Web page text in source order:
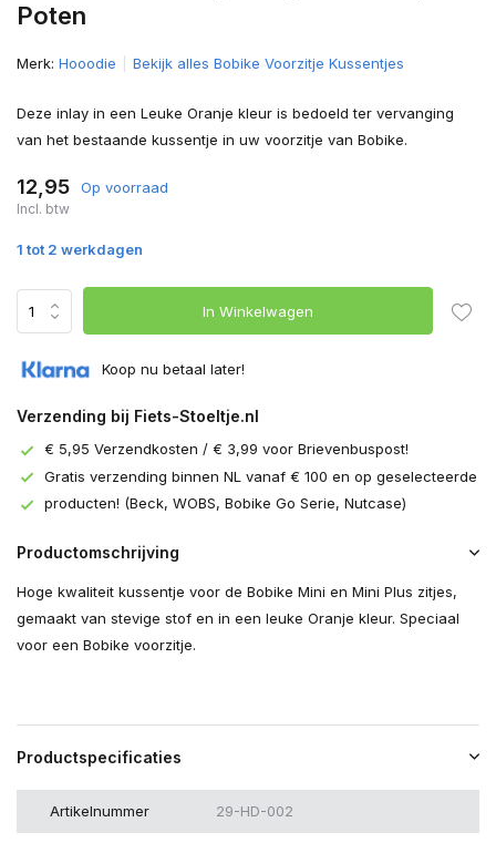
Poten
Merk: Hooodie Bekijk alles Bobike Voorzitje Kussentjes
Deze inlay in een Leuke Oranje kleur is bedoeld ter vervanging
van het bestaande kussentje in uw voorzitje van Bobike.
12,95 Op voorraad
Incl. btw
1 tot 2 werkdagen
In Winkelwagen
Koop nu betaal later!
Verzending bij Fiets-Stoeltje.nl
€ 5,95 Verzendkosten / € 3,99 voor Brievenbuspost!
Gratis verzending binnen NL vanaf € 100 en op geselecteerde
producten! (Beck, WOBS, Bobike Go Serie, Nutcase)
Productomschrijving
Hoge kwaliteit kussentje voor de Bobike Mini en Mini Plus zitjes,
gemaakt van stevige stof en in een leuke Oranje kleur. Speciaal
voor een Bobike voorzitje.
Productspecificaties
Artikelnummer 29-HD-002